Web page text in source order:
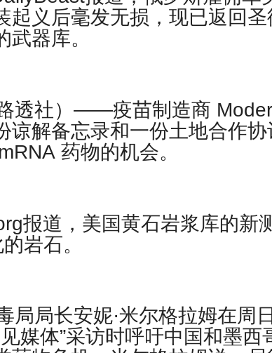
起义后毫发无损，现已返回
器库。
透社）——疫苗制造商
谅解备忘录和一份土地合作协
药物的机会。
报道，美国黄石岩浆库的新
岩石。
局局长安妮·米尔格拉姆在周
见媒体”采访时呼吁中国和墨